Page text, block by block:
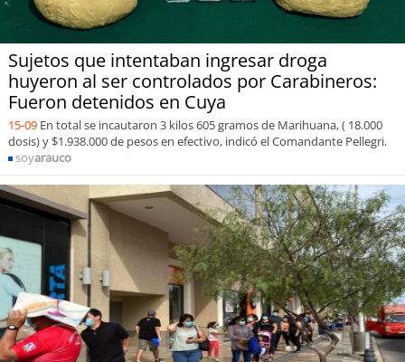
Sujetos que intentaban ingresar droga
huyeron al ser controlados por Carabineros:
Fueron detenidos en Cuya
15-09 En total se incautaron 3 kilos 605 gramos de Marihuana, ( 18.000
dosis) y $1.938.000 de pesos en efectivo, indicó el Comandante Pellegri.
soyarauco